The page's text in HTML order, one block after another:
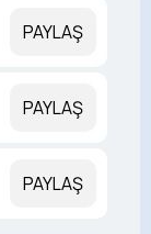
PAYLAŞ
PAYLAŞ
PAYLAŞ